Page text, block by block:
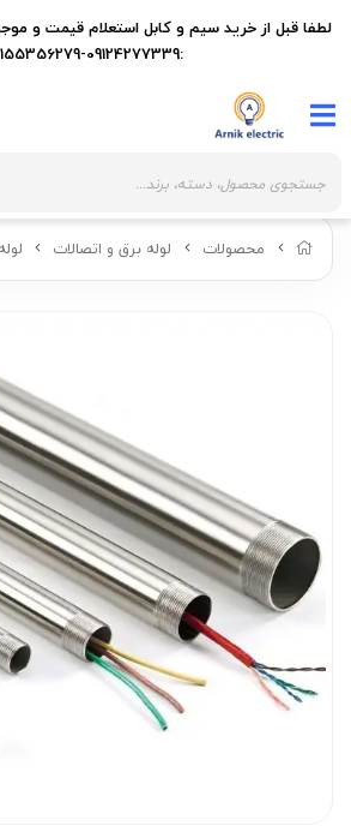
محصولات لوله برق و اتصالات
لطفا قبل از خرید سیم و کابل استعلام قیمت و
:09124277339-02155356279